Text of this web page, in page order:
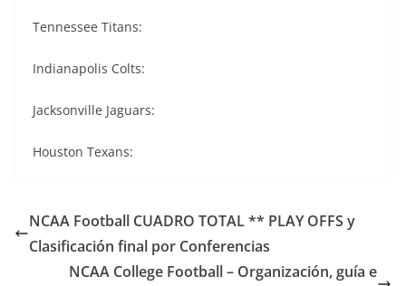
Tennessee Titans:
Indianapolis Colts:
Jacksonville Jaguars:
Houston Texans:
NCAA Football CUADRO TOTAL ** PLAY OFFS y
Clasificación final por Conferencias
NCAA College Football – Organización, guía e